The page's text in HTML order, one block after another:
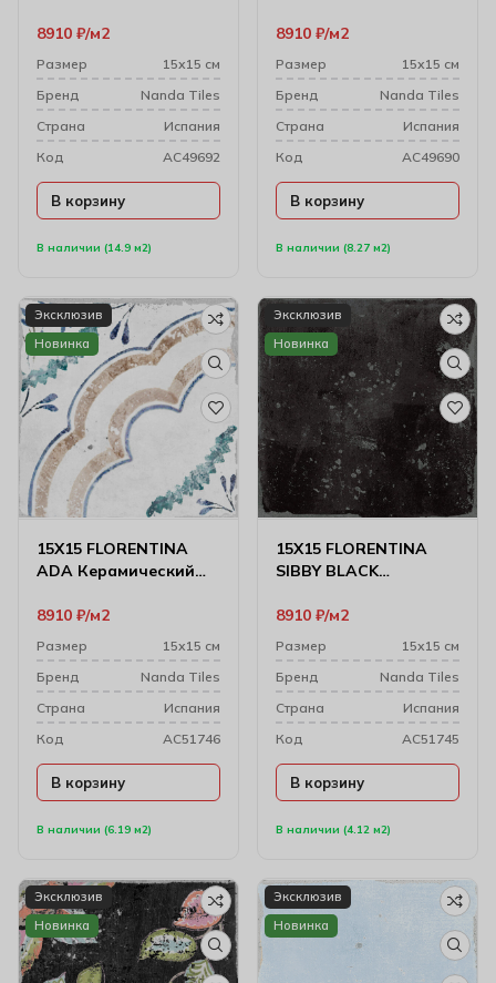
В наличии (14.9 м2)
8910 ₽ м2
Размер
15х15 см
Бренд
Nanda Tiles
Cтрана
Испания
Код
AC49692
В корзину
В наличии (8.27 м2)
8910 ₽ м2
Размер
15х15 см
Бренд
Nanda Tiles
Cтрана
Испания
Код
AC49690
В корзину
Эксклюзив
Новинка
15X15 FLORENTINA
ADA Керамический
В наличии (6.19 м2)
8910 ₽ м2
Размер
15х15 см
Бренд
Nanda Tiles
Cтрана
Испания
Код
AC51746
В корзину
Эксклюзив
Новинка
15X15 FLORENTINA
SIBBY BLACK
В наличии (4.12 м2)
8910 ₽ м2
Размер
15х15 см
Бренд
Nanda Tiles
Cтрана
Испания
Код
AC51745
В корзину
Эксклюзив
Новинка
Эксклюзив
Новинка